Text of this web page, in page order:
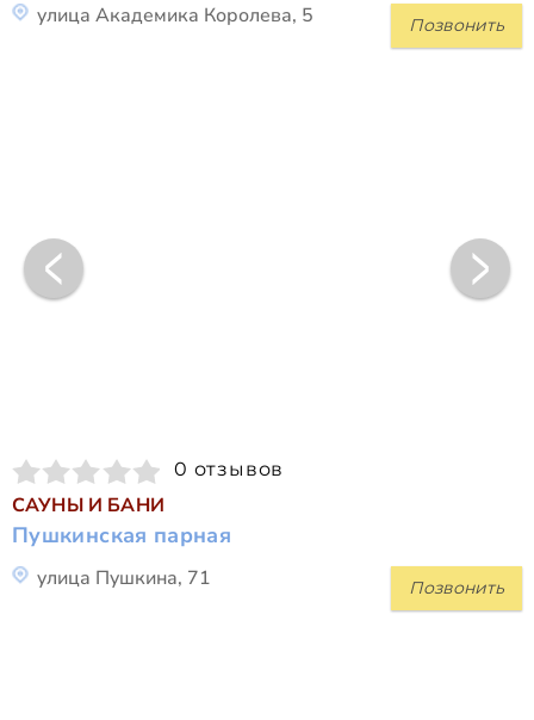
Позвонить
улица Академика Королева, 5
0 отзывов
САУНЫ И БАНИ
Пушкинская парная
Позвонить
улица Пушкина, 71